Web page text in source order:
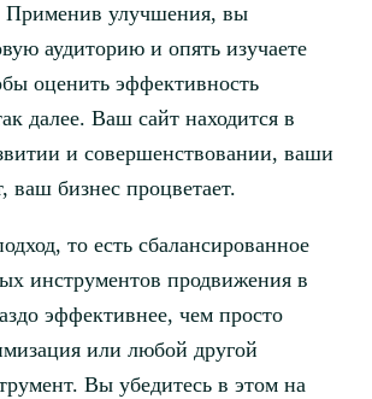
Применив улучшения, вы
аудиторию и опять изучаете
оценить эффективность
далее. Ваш сайт находится в
и совершенствовании, ваши
ваш бизнес процветает.
то есть сбалансированное
инструментов продвижения в
эффективнее, чем просто
или любой другой
Вы убедитесь в этом на